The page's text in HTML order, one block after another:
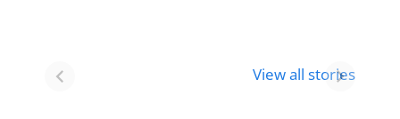
View all stories
Visit In
Holi